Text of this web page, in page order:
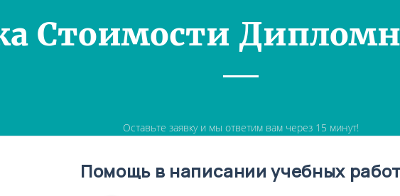
Стоимости
Оставьте заявку и мы ответим вам через 15 минут!
Помощь в написании учебных